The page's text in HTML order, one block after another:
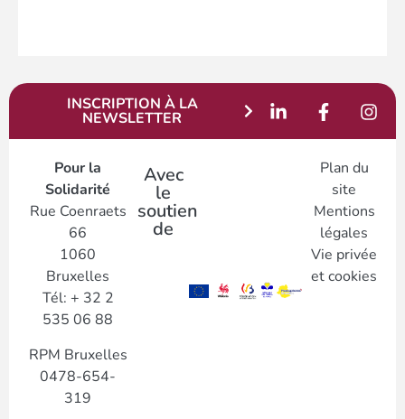
INSCRIPTION À LA
NEWSLETTER
Pour la
Solidarité
Rue Coenraets
66
1060
Bruxelles
Tél: + 32 2
535 06 88
RPM Bruxelles
0478-654-
319
Avec
le
soutien
de
Plan du
site
Mentions
légales
Vie privée
et cookies